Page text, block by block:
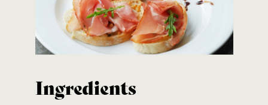
Contact us
SALUMIFICIO FERRARI GIOVANNI S.R.L.
A SOCIO UNICO
43028 Tizzano V.P. (PARMA)
Ingredients